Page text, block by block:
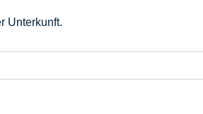
Unterkunft.